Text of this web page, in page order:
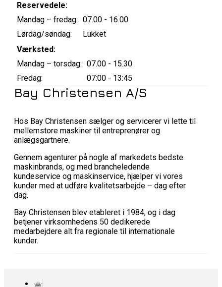
Reservedele:
Mandag – fredag: 07.00 - 16.00
Lørdag/søndag:
Lukket
Værksted:
Mandag – torsdag: 07.00 - 15.30
Fredag:
07:00 - 13:45
Bay Christensen A/S
Hos Bay Christensen sælger og servicerer vi lette til
mellemstore maskiner til entreprenører og
anlægsgartnere.
Gennem agenturer på nogle af markedets bedste
maskinbrands, og med brancheledende
kundeservice og maskinservice, hjælper vi vores
kunder med at udføre kvalitetsarbejde – dag efter
dag.
Bay Christensen blev etableret i 1984, og i dag
betjener virksomhedens 50 dedikerede
medarbejdere alt fra regionale til internationale
kunder.